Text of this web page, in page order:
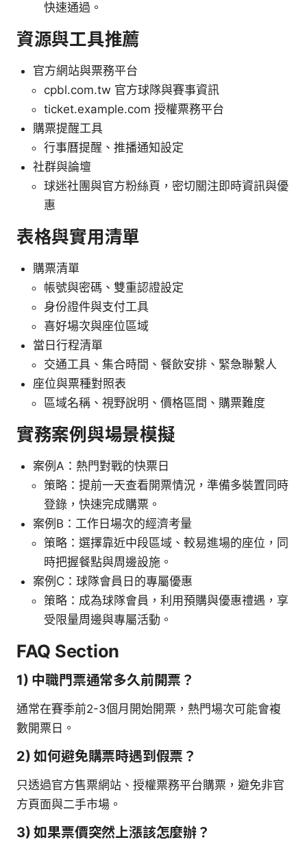
快速通過。
資源與工具推薦
官方網站與票務平台
cpbl.com.tw 官方球隊與賽事資訊
ticket.example.com 授權票務平台
購票提醒工具
行事曆提醒、推播通知設定
社群與論壇
球迷社團與官方粉絲頁，密切關注即時資訊與優
惠
表格與實用清單
購票清單
帳號與密碼、雙重認證設定
身份證件與支付工具
喜好場次與座位區域
當日行程清單
交通工具、集合時間、餐飲安排、緊急聯繫人
座位與票種對照表
區域名稱、視野說明、價格區間、購票難度
實務案例與場景模擬
案例A：熱門對戰的快票日
策略：提前一天查看開票情況，準備多裝置同時
登錄，快速完成購票。
案例B：工作日場次的經濟考量
策略：選擇靠近中段區域、較易進場的座位，同
時把握餐點與周邊設施。
案例C：球隊會員日的專屬優惠
策略：成為球隊會員，利用預購與優惠禮遇，享
受限量周邊與專屬活動。
FAQ Section
1) 中職門票通常多久前開票？
通常在賽季前2-3個月開始開票，熱門場次可能會複
數開票日。
2) 如何避免購票時遇到假票？
只透過官方售票網站、授權票務平台購票，避免非官
方頁面與二手市場。
3) 如果票價突然上漲該怎麼辦？